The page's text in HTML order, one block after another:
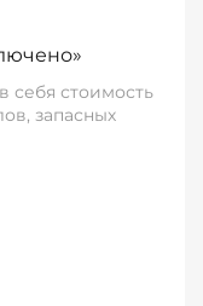
себя стоимость
запасных